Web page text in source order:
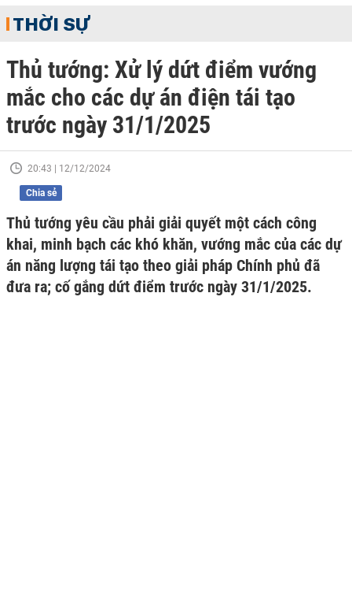
THỜI SỰ
Thủ tướng: Xử lý dứt điểm vướng
mắc cho các dự án điện tái tạo
trước ngày 31/1/2025
20:43 | 12/12/2024
Chia sẻ
Thủ tướng yêu cầu phải giải quyết một cách công
khai, minh bạch các khó khăn, vướng mắc của các dự
án năng lượng tái tạo theo giải pháp Chính phủ đã
đưa ra; cố gắng dứt điểm trước ngày 31/1/2025.